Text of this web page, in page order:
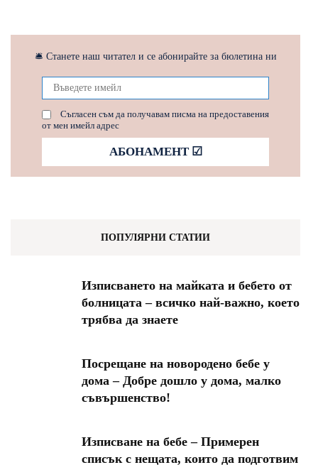
🛎 Станете наш читател и се абонирайте за бюлетина ни
Съгласен съм да получавам писма на предоставения
от мен имейл адрес
ПОПУЛЯРНИ СТАТИИ
Изписването на майката и бебето от
болницата – всичко най-важно, което
трябва да знаете
Посрещане на новородено бебе у
дома – Добре дошло у дома, малко
съвършенство!
Изписване на бебе – Примерен
списък с нещата, които да подготвим